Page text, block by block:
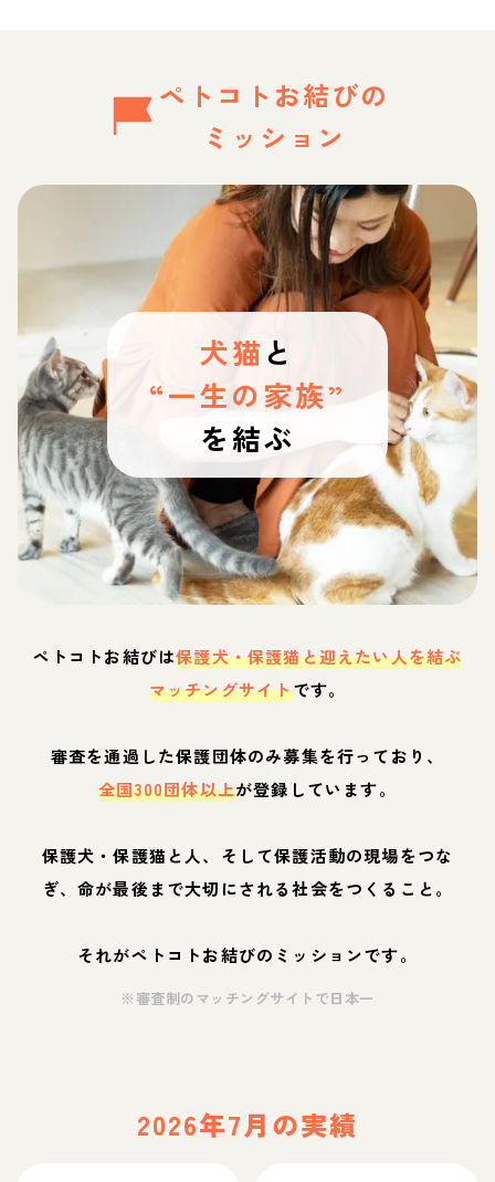
ペトコトお結びの
ミッション
犬猫 と
“一生の家族”
を結ぶ
ペトコトお結びは保護犬・保護猫と迎えたい人を結ぶ
マッチングサイトです。
審査を通過した保護団体のみ募集を行っており、
全国300団体以上が登録しています。
保護犬・保護猫と人、そして保護活動の現場をつな
ぎ、命が最後まで大切にされる社会をつくること。
それがペトコトお結びのミッションです。
※審査制のマッチングサイトで日本一
2026年7月の実績